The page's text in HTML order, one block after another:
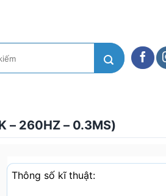
– 260HZ – 0.3MS)
Thông số kĩ thuật: